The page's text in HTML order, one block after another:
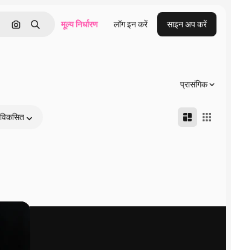
इमेज से खोजें
खोजें मूल्य निर्धारण लॉग इन करें साइन अप करें
प्रासंगिक
विकसित